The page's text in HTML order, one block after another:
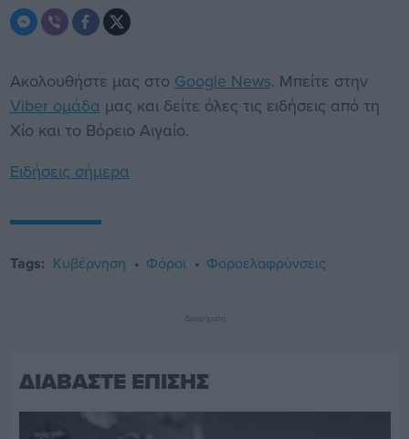
Ακολουθήστε μας στο Google News. Μπείτε στην
Viber ομάδα μας και δείτε όλες τις ειδήσεις από τη
Χίο και το Βόρειο Αιγαίο.
Ειδήσεις σήμερα
Tags: Κυβέρνηση Φόροι Φοροελαφρύνσεις
Διαφήμιση
ΔΙΑΒΑΣΤΕ ΕΠΙΣΗΣ